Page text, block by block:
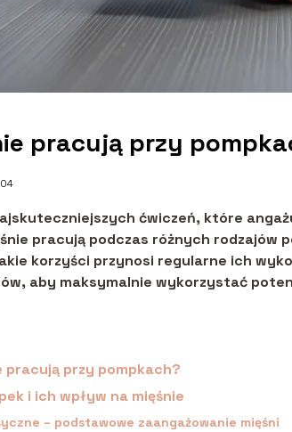
pracują przy
ćwiczeń, które
pracują podczas różnych rodzajów
korzyści przynosi regularne ich
aby maksymalnie wykorzystać
pracują przy pompkach?
i ich wpływ na mięśnie
– podstawowe zaangażowanie mięśni